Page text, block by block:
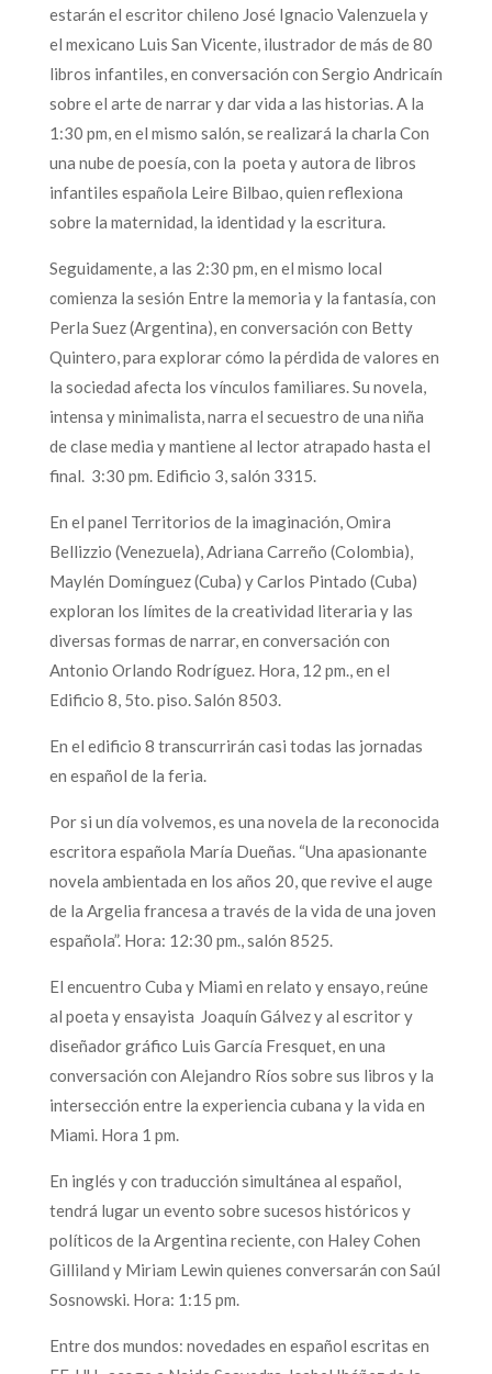
estarán el escritor chileno José Ignacio Valenzuela y
el mexicano Luis San Vicente, ilustrador de más de 80
libros infantiles, en conversación con Sergio Andricaín
sobre el arte de narrar y dar vida a las historias. A la
1:30 pm, en el mismo salón, se realizará la charla Con
una nube de poesía, con la poeta y autora de libros
infantiles española Leire Bilbao, quien reflexiona
sobre la maternidad, la identidad y la escritura.
Seguidamente, a las 2:30 pm, en el mismo local
comienza la sesión Entre la memoria y la fantasía, con
Perla Suez (Argentina), en conversación con Betty
Quintero, para explorar cómo la pérdida de valores en
la sociedad afecta los vínculos familiares. Su novela,
intensa y minimalista, narra el secuestro de una niña
de clase media y mantiene al lector atrapado hasta el
final. 3:30 pm. Edificio 3, salón 3315.
En el panel Territorios de la imaginación, Omira
Bellizzio (Venezuela), Adriana Carreño (Colombia),
Maylén Domínguez (Cuba) y Carlos Pintado (Cuba)
exploran los límites de la creatividad literaria y las
diversas formas de narrar, en conversación con
Antonio Orlando Rodríguez. Hora, 12 pm., en el
Edificio 8, 5to. piso. Salón 8503.
En el edificio 8 transcurrirán casi todas las jornadas
en español de la feria.
Por si un día volvemos, es una novela de la reconocida
escritora española María Dueñas. “Una apasionante
novela ambientada en los años 20, que revive el auge
de la Argelia francesa a través de la vida de una joven
española”. Hora: 12:30 pm., salón 8525.
El encuentro Cuba y Miami en relato y ensayo, reúne
al poeta y ensayista Joaquín Gálvez y al escritor y
diseñador gráfico Luis García Fresquet, en una
conversación con Alejandro Ríos sobre sus libros y la
intersección entre la experiencia cubana y la vida en
Miami. Hora 1 pm.
En inglés y con traducción simultánea al español,
tendrá lugar un evento sobre sucesos históricos y
políticos de la Argentina reciente, con Haley Cohen
Gilliland y Miriam Lewin quienes conversarán con Saúl
Sosnowski. Hora: 1:15 pm.
Entre dos mundos: novedades en español escritas en